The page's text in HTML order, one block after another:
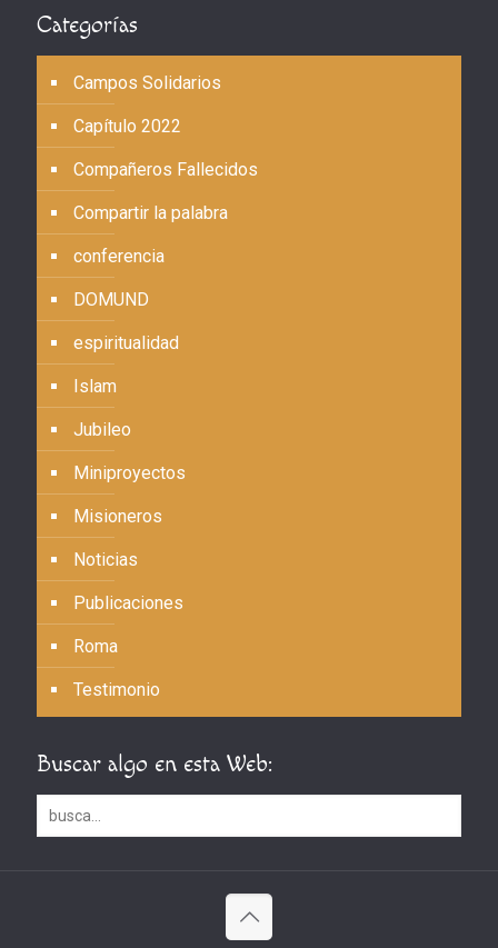
Categorías
Campos Solidarios
Capítulo 2022
Compañeros Fallecidos
Compartir la palabra
conferencia
DOMUND
espiritualidad
Islam
Jubileo
Miniproyectos
Misioneros
Noticias
Publicaciones
Roma
Testimonio
Buscar algo en esta Web: